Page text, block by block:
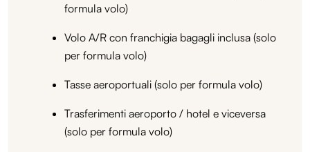
formula volo)
Volo A/R con franchigia bagagli inclusa (solo
per formula volo)
Tasse aeroportuali (solo per formula volo)
Trasferimenti aeroporto / hotel e viceversa
(solo per formula volo)